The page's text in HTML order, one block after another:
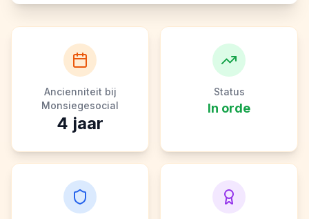
Ancienniteit bij
Monsiegesocial
4 jaar
Status
In orde